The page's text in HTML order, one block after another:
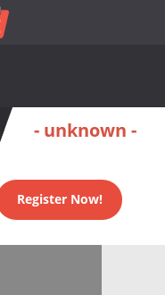
- unknown -
Register Now!